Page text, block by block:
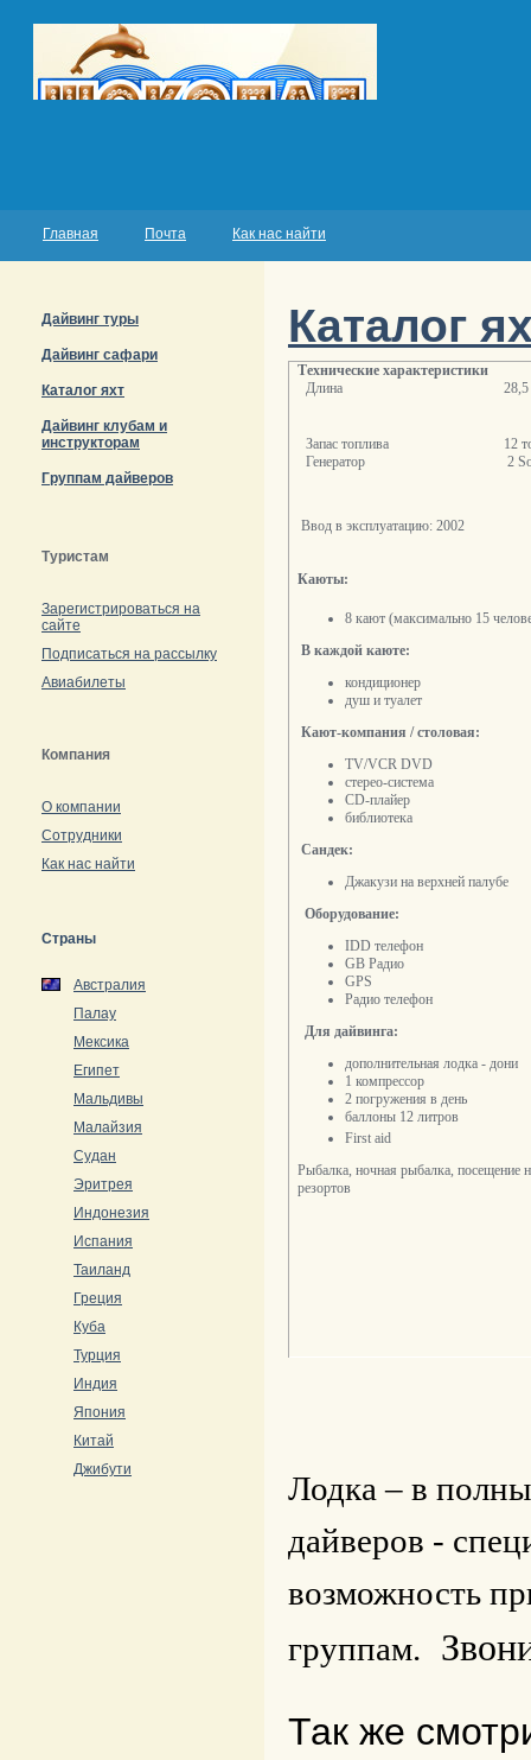
Главная Почта Как нас найти
Дайвинг туры
Дайвинг сафари
Каталог яхт
Дайвинг клубам и
инструкторам
Группам дайверов
Туристам
Зарегистрироваться на
сайте
Подписаться на рассылку
Авиабилеты
Компания
О компании
Сотрудники
Как нас найти
Страны
Австралия
Палау
Мексика
Египет
Мальдивы
Малайзия
Судан
Эритрея
Индонезия
Испания
Таиланд
Греция
Куба
Турция
Индия
Япония
Китай
Джибути
Каталог
Технические характеристики
Длина
28,5
Запас топлива
12
Генератор
2
Ввод в эксплуатацию: 2002
Каюты:
8 кают (максимально 15
В каждой каюте:
кондиционер
душ и туалет
Кают-компания / столовая:
TV/VCR DVD
стерео-система
CD-плайер
библиотека
Сандек:
Джакузи на верхней палубе
Оборудование:
IDDтелефон
GBРадио
GPS
Радио телефон
Для дайвинга:
дополнительная лодка - дони
1 компрессор
2 погружения в день
баллоны 12 литров
First aid
Рыбалка, ночная рыбалка, посещение
резортов
Лодка – в
дайверов - c
возможность
группам.
Так же